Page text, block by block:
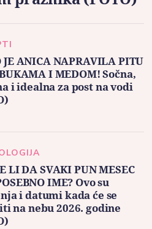
JE ANICA NAPRAVILA PITU
I MEDOM! Sočna,
i idealna za post na vodi
LI DA SVAKI PUN MESEC
IME? Ovo su
i datumi kada će se
na nebu 2026. godine